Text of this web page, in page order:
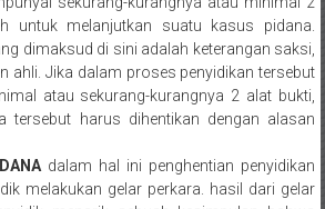
untuk melanjutkan suatu kasus pidana.
dimaksud di sini adalah keterangan saksi,
ahli. Jika dalam proses penyidikan tersebut
atau sekurang-kurangnya 2 alat bukti,
tersebut harus dihentikan dengan alasan
dalam hal ini penghentian penyidikan
melakukan gelar perkara. hasil dari gelar